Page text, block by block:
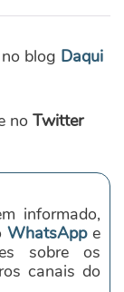
blog Daqui
no Twitter
informado,
WhatsAppe
sobre os
canais do